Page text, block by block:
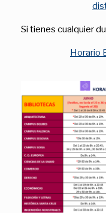
Si tienes cualquier
Horario